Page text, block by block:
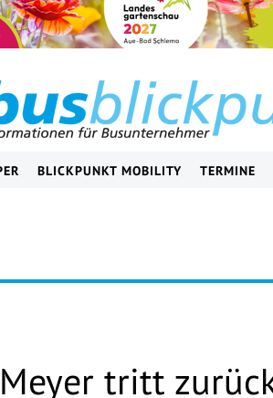
BLICKPUNKT MOBILITY TERMINE
tritt